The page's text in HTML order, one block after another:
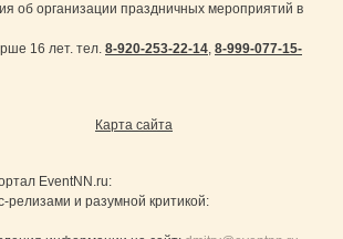
об организации праздничных мероприятий в
16 лет. тел. 8-920-253-22-14, 8-999-077-15-
Карта сайта
EventNN.ru:
релизами и разумной критикой: